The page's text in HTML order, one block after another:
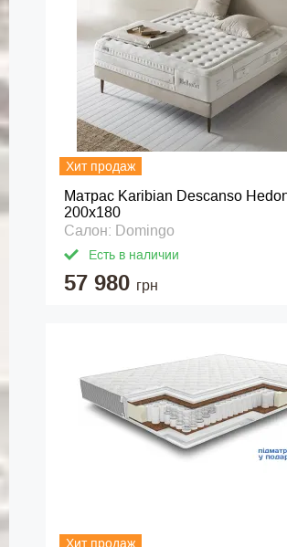
Хит продаж
Матрас Karibian Descanso
200х180
Салон: Domingo
Есть в наличии
57 980 грн
Хит продаж